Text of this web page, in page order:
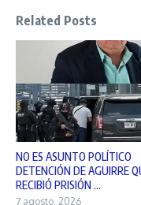
Related Posts
NO ES ASUNTO POLÍTICO
DETENCIÓN DE AGUIRRE
RECIBIÓ PRISIÓN ...
7 agosto, 2026